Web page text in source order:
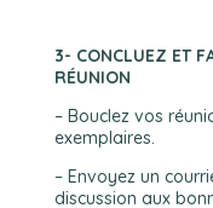
3- CONCLUEZ ET
RÉUNION
– Bouclez vos
exemplaires.
– Envoyez un
discussion aux